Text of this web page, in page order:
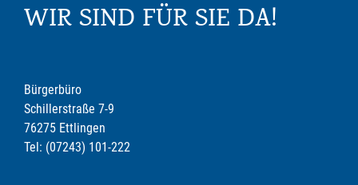
WIR SIND FÜR SIE DA!
Bürgerbüro
Schillerstraße 7-9
76275 Ettlingen
Tel: (07243) 101-222